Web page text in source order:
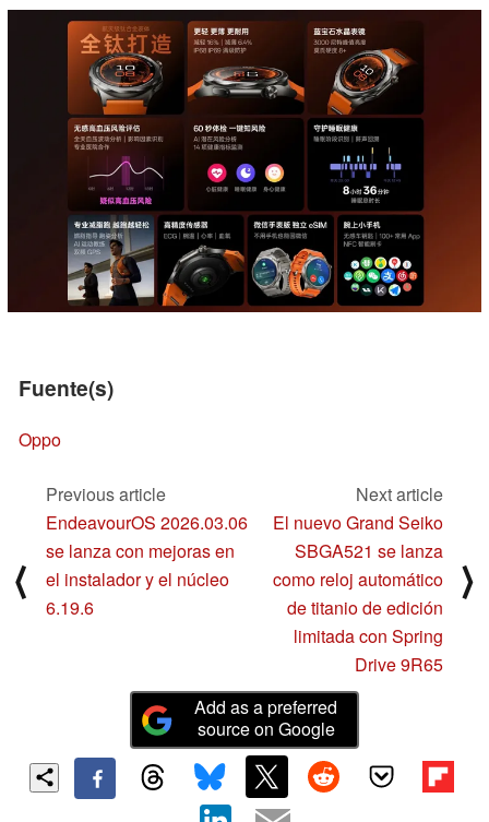
Fuente(s)
Oppo
⟨
Previous article
EndeavourOS 2026.03.06
se lanza con mejoras en
el instalador y el núcleo
6.19.6
Next article
El nuevo Grand Seiko
SBGA521 se lanza
como reloj automático
de titanio de edición
limitada con Spring
Drive 9R65
⟩
Add as a preferred
source on Google